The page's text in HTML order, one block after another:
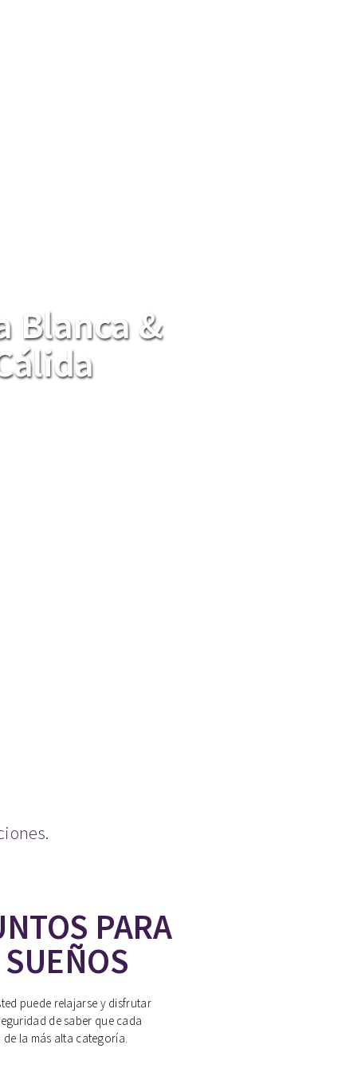
Blanca &
PARA
puede relajarse y disfrutar
de saber que cada
la más alta categoría.